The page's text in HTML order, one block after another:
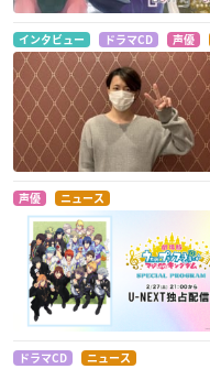
インタビュー ドラマCD 声優
声優 ニュース
ドラマCD ニュース